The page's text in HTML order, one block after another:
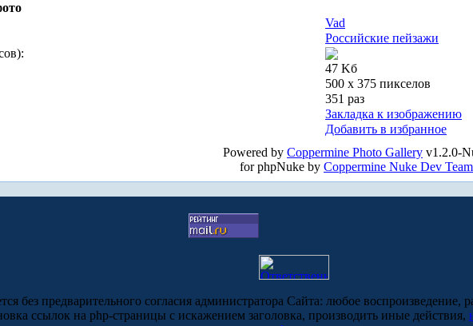
Vad
Российские пейзажи
47 Kб
500 x 375 пикселов
351 раз
Закладка к изображению
Добавить в избранное
Powered by Coppermine Photo Gallery v1.2.0-
for phpNuke by Coppermine Nuke Dev Team
без предварительного согласия администратора Сайта: любое воспроизведение,
ссылок на php-страницы с искажением заголовка, производить иные действия,